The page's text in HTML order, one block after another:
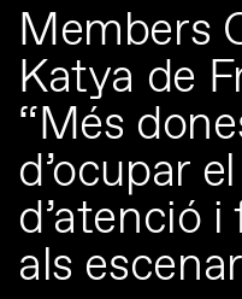
Members
Katya de
“Més
d’ocupar
d’atenció
als